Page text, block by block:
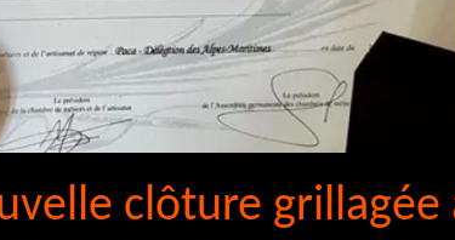
clôture grillagée